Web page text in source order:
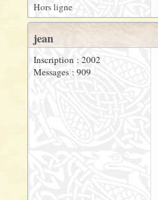
Hors ligne
jean
Inscription : 2002
Messages : 909